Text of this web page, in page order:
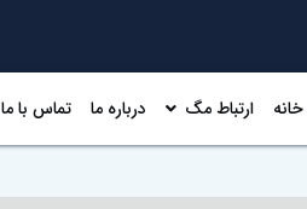
خانه ارتباط مگ درباره ما تماس با ما